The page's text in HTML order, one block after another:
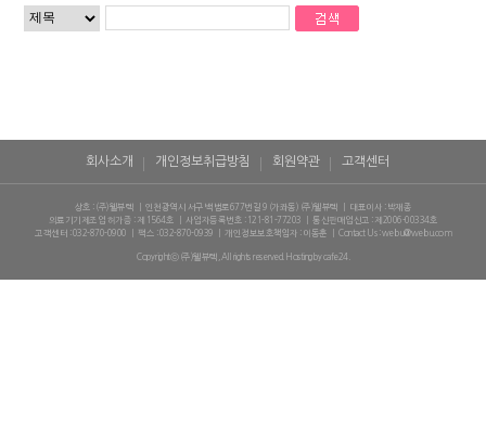
회사소개 개인정보취급방침 회원약관 고객센터
상호 : (주)웰뷰텍 인천광역시 서구 백범로677번길 9 (가좌동) (주)웰뷰텍
대표이사 : 박재종
의료기기제조업 허가증 : 제 1564호
사업자등록번호 : 121-81-77203
통신판매업신고 : 제2006-00334호
고객센터 : 032-870-0900
팩스 : 032-870-0939 개인정보보호책임자 : 이동훈 Contact Us :welbu@welbu.com
Copyrightⓒ (주)웰뷰텍, All rights reserved. Hosting by cafe24.